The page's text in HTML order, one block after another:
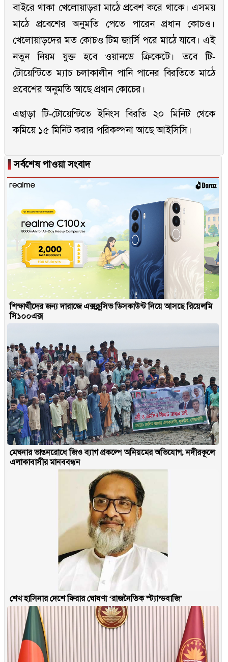
বাইরে থাকা খেলোয়াড়রা মাঠে প্রবেশ করে থাকে। এসময়
মাঠে প্রবেশের অনুমতি পেতে পারেন প্রধান কোচও।
খেলোয়াড়দের মত কোচও টিম জার্সি পরে মাঠে যাবে। এই
নতুন নিয়ম যুক্ত হবে ওয়ানডে ক্রিকেটে। তবে টি-
টোয়েন্টিতে ম্যাচ চলাকালীন পানি পানের বিরতিতে মাঠে
প্রবেশের অনুমতি আছে প্রধান কোচের।
এছাড়া টি-টোয়েন্টিতে ইনিংস বিরতি ২০ মিনিট থেকে
কমিয়ে ১৫ মিনিট করার পরিকল্পনা আছে আইসিসি।
▐সর্বশেষ পাওয়া সংবাদ
শিক্ষার্থীদের জন্য দারাজে এক্সক্লুসিভ ডিসকাউন্ট নিয়ে আসছে রিয়েলমি
সি১০০এক্স
মেঘনার ভাঙনরোধে জিও ব্যাগ প্রকল্পে অনিয়মের অভিযোগ, নদীরকূলে
এলাকাবাসীর মানববন্ধন
শেখ হাসিনার দেশে ফিরার ঘোষণা ‘রাজনৈতিক স্ট্যান্ডবাজি’